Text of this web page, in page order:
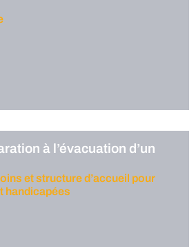
à l’évacuation d’un
et structure d’accueil pour
handicapées